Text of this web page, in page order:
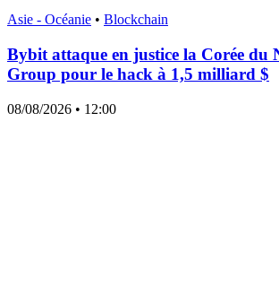
Asie - Océanie • Blockchain
Bybit attaque en justice la Corée du
Group pour le hack à 1,5 milliard $
08/08/2026 • 12:00